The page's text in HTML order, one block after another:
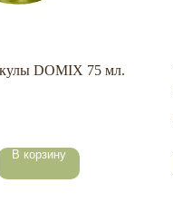
DOMIX 75 мл.
В корзину